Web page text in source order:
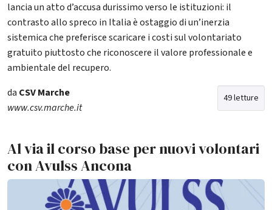
lancia un atto d’accusa durissimo verso le istituzioni: il
contrasto allo spreco in Italia è ostaggio di un’inerzia
sistemica che preferisce scaricare i costi sul volontariato
gratuito piuttosto che riconoscere il valore professionale e
ambientale del recupero.
49 letture
da CSV Marche
www.csv.marche.it
Al via il corso base per nuovi volontari
con Avulss Ancona